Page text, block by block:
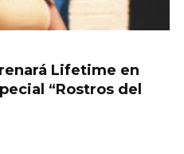
Lifetime en
“Rostros del